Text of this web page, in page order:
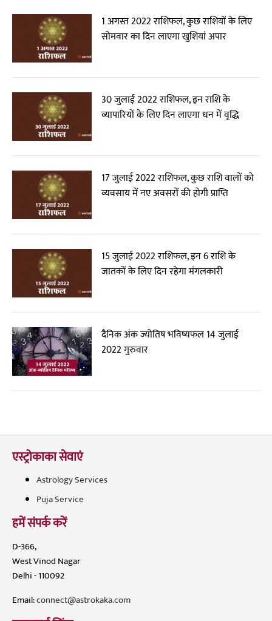
1 अगस्त 2022 राशिफल, कुछ राशियों के लिए
सोमवार का दिन लाएगा खुशियां अपार
30 जुलाई 2022 राशिफल, इन राशि के
व्यापारियों के लिए दिन लाएगा धन में वृद्धि
17 जुलाई 2022 राशिफल, कुछ राशि वालों को
व्यवसाय में नए अवसरों की होगी प्राप्ति
15 जुलाई 2022 राशिफल, इन 6 राशि के
जातकों के लिए दिन रहेगा मंगलकारी
दैनिक अंक ज्योतिष भविष्यफल 14 जुलाई
2022 गुरुवार
एस्ट्रोकाका सेवाएं
Astrology Services
Puja Service
हमें संपर्क करें
D-366,
West Vinod Nagar
Delhi - 110092
Email:connect@astrokaka.com